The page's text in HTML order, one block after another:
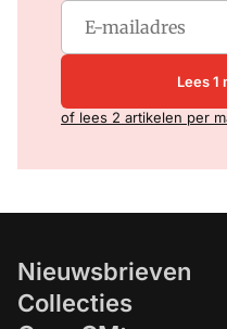
Lees 1
of lees 2 artikelen per
Nieuwsbrieven
Collecties